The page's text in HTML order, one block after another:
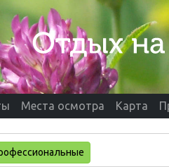
Места осмотра Карта